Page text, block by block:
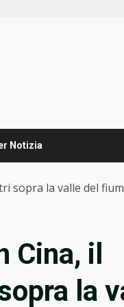
Notizia
sopra la valle del
Cina, il
la